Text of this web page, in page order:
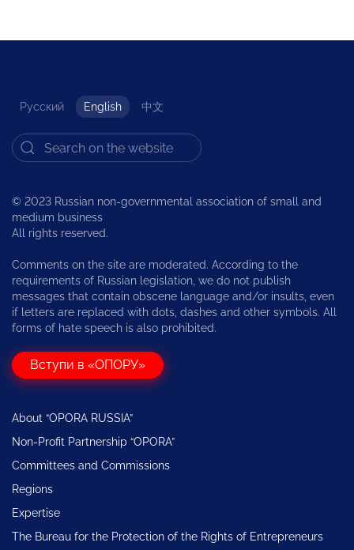
Русский English 中文
© 2023 Russian non-governmental association of small and
medium business
All rights reserved.
Comments on the site are moderated. According to the
requirements of Russian legislation, we do not publish
messages that contain obscene language and/or insults, even
if letters are replaced with dots, dashes and other symbols. All
forms of hate speech is also prohibited.
Вступи в «ОПОРУ»
About “OPORA RUSSIA”
Non-Profit Partnership “OPORA”
Committees and Commissions
Regions
Expertise
The Bureau for the Protection of the Rights of Entrepreneurs